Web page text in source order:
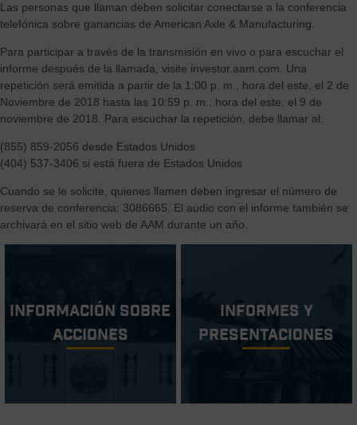
Las personas que llaman deben solicitar conectarse a la conferencia
telefónica sobre ganancias de American Axle & Manufacturing.
Para participar a través de la transmisión en vivo o para escuchar el
informe después de la llamada, visite investor.aam.com. Una
repetición será emitida a partir de la 1:00 p. m., hora del este, el 2 de
Noviembre de 2018 hasta las 10:59 p. m., hora del este, el 9 de
noviembre de 2018. Para escuchar la repetición, debe llamar al:
(855) 859-2056 desde Estados Unidos
(404) 537-3406 si está fuera de Estados Unidos
Cuando se le solicite, quienes llamen deben ingresar el número de
reserva de conferencia: 3086665. El audio con el informe también se
archivará en el sitio web de AAM durante un año.
Información sobre
acciones
Informes y
Presentaciones